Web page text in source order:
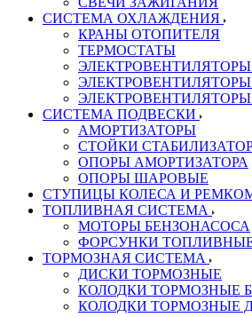
СИСТЕМА ОХЛАЖДЕНИЯ
КРАНЫ ОТОПИТЕЛЯ
ТЕРМОСТАТЫ
СИСТЕМА ПОДВЕСКИ
АМОРТИЗАТОРЫ
СТОЙКИ
ОПОРЫ АМОРТИЗАТОРА
ОПОРЫ ШАРОВЫЕ
СТУПИЦЫ КОЛЕСА И
ТОПЛИВНАЯ СИСТЕМА
МОТОРЫ БЕНЗОНАСОСА
ФОРСУНКИ
ТОРМОЗНАЯ СИСТЕМА
ДИСКИ ТОРМОЗНЫЕ
КОЛОДКИ ТОРМОЗНЫЕ
КОЛОДКИ ТОРМОЗНЫЕ